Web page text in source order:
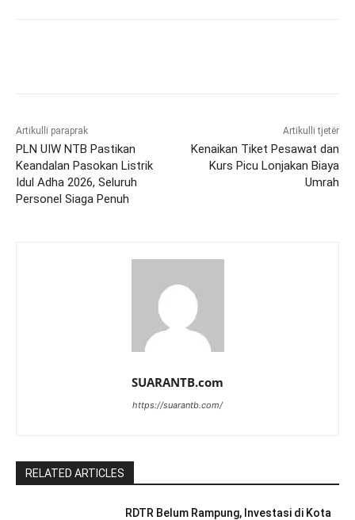
Artikulli paraprak
PLN UIW NTB Pastikan
Keandalan Pasokan Listrik
Idul Adha 2026, Seluruh
Personel Siaga Penuh
Artikulli tjetër
Kenaikan Tiket Pesawat dan
Kurs Picu Lonjakan Biaya
Umrah
SUARANTB.com
https://suarantb.com/
RELATED ARTICLES
RDTR Belum Rampung, Investasi di Kota